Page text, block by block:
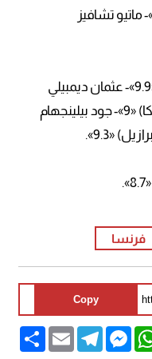
«9.1»- جابرييل (البرازيل) «8.1»- ماتيو تشافيز
وسط الميدان: بابي جايي (السنغال) «9.9»- عثمان ديمبيلي
(فرنسا) «10»- كيفين دي بروين (بلجيكا) «9»- جود بيلينجهام
فرنسا
Copy
Share Email
TelegramMessenger